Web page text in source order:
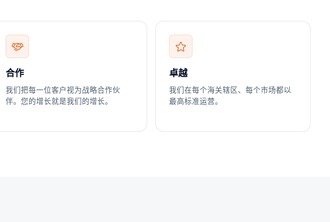
合作
我们把每一位客户视为战略合作伙
伴。您的增长就是我们的增长。
卓越
我们在每个海关辖区、每个市场都以
最高标准运营。